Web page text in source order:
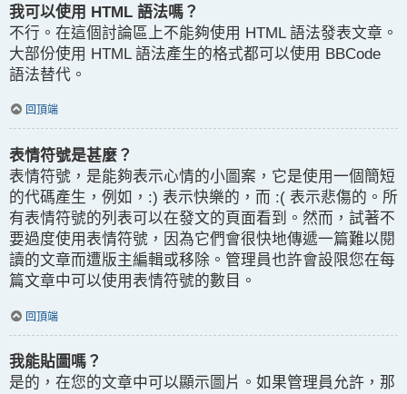
我可以使用 HTML 語法嗎？
不行。在這個討論區上不能夠使用 HTML 語法發表文章。
大部份使用 HTML 語法產生的格式都可以使用 BBCode
語法替代。
回頂端
表情符號是甚麼？
表情符號，是能夠表示心情的小圖案，它是使用一個簡短
的代碼產生，例如，:) 表示快樂的，而 :( 表示悲傷的。所
有表情符號的列表可以在發文的頁面看到。然而，試著不
要過度使用表情符號，因為它們會很快地傳遞一篇難以閱
讀的文章而遭版主編輯或移除。管理員也許會設限您在每
篇文章中可以使用表情符號的數目。
回頂端
我能貼圖嗎？
是的，在您的文章中可以顯示圖片。如果管理員允許，那